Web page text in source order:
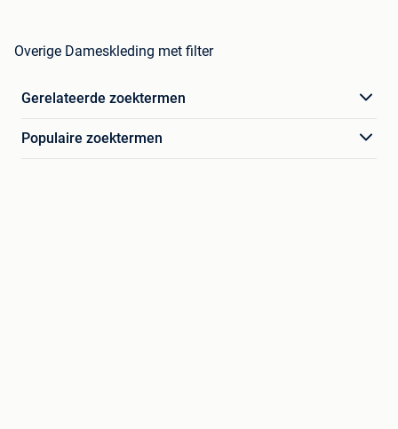
Overige Dameskleding met filter
Gerelateerde zoektermen
Populaire zoektermen